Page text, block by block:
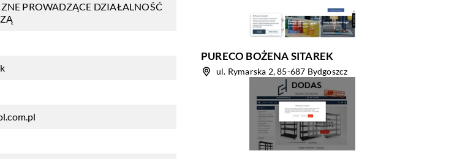
PROWADZĄCE DZIAŁALNOŚĆ
PURECO BOŻENA SITAREK
ul. Rymarska 2, 85-687 Bydgoszcz